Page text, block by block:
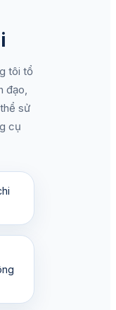
tôi tổ
đạo,
sử
cụ